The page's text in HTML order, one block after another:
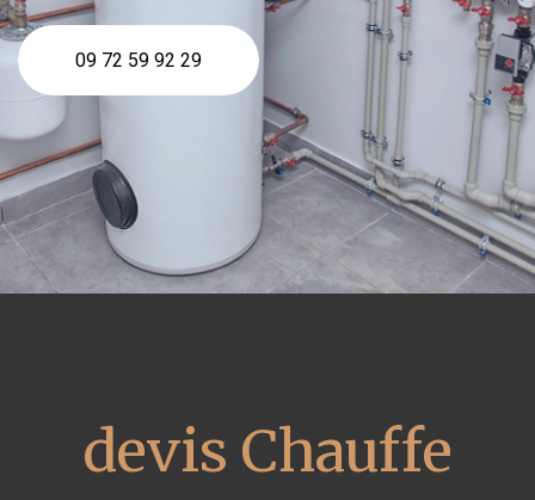
09 72 59 92 29
devis Chauffe